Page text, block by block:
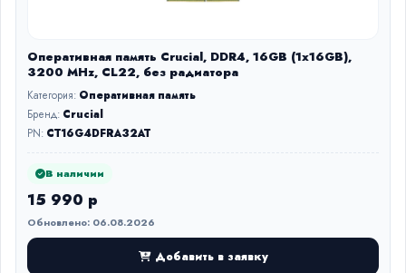
Оперативная память Crucial, DDR4, 16GB (1x16GB),
3200 MHz, CL22, без радиатора
Категория: Оперативная память
Бренд: Crucial
PN: CT16G4DFRA32AT
В наличии
15 990 р
Обновлено: 06.08.2026
Добавить в заявку